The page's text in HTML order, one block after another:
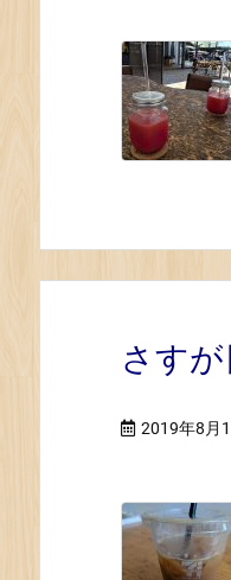
さす
2019年8月